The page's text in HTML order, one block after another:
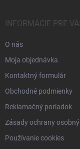
INFORMÁCIE PRE
O nás
Moja objednávka
Kontaktný formulár
Obchodné podmienky
Reklamačný poriadok
Zásady ochrany
Používanie cookies